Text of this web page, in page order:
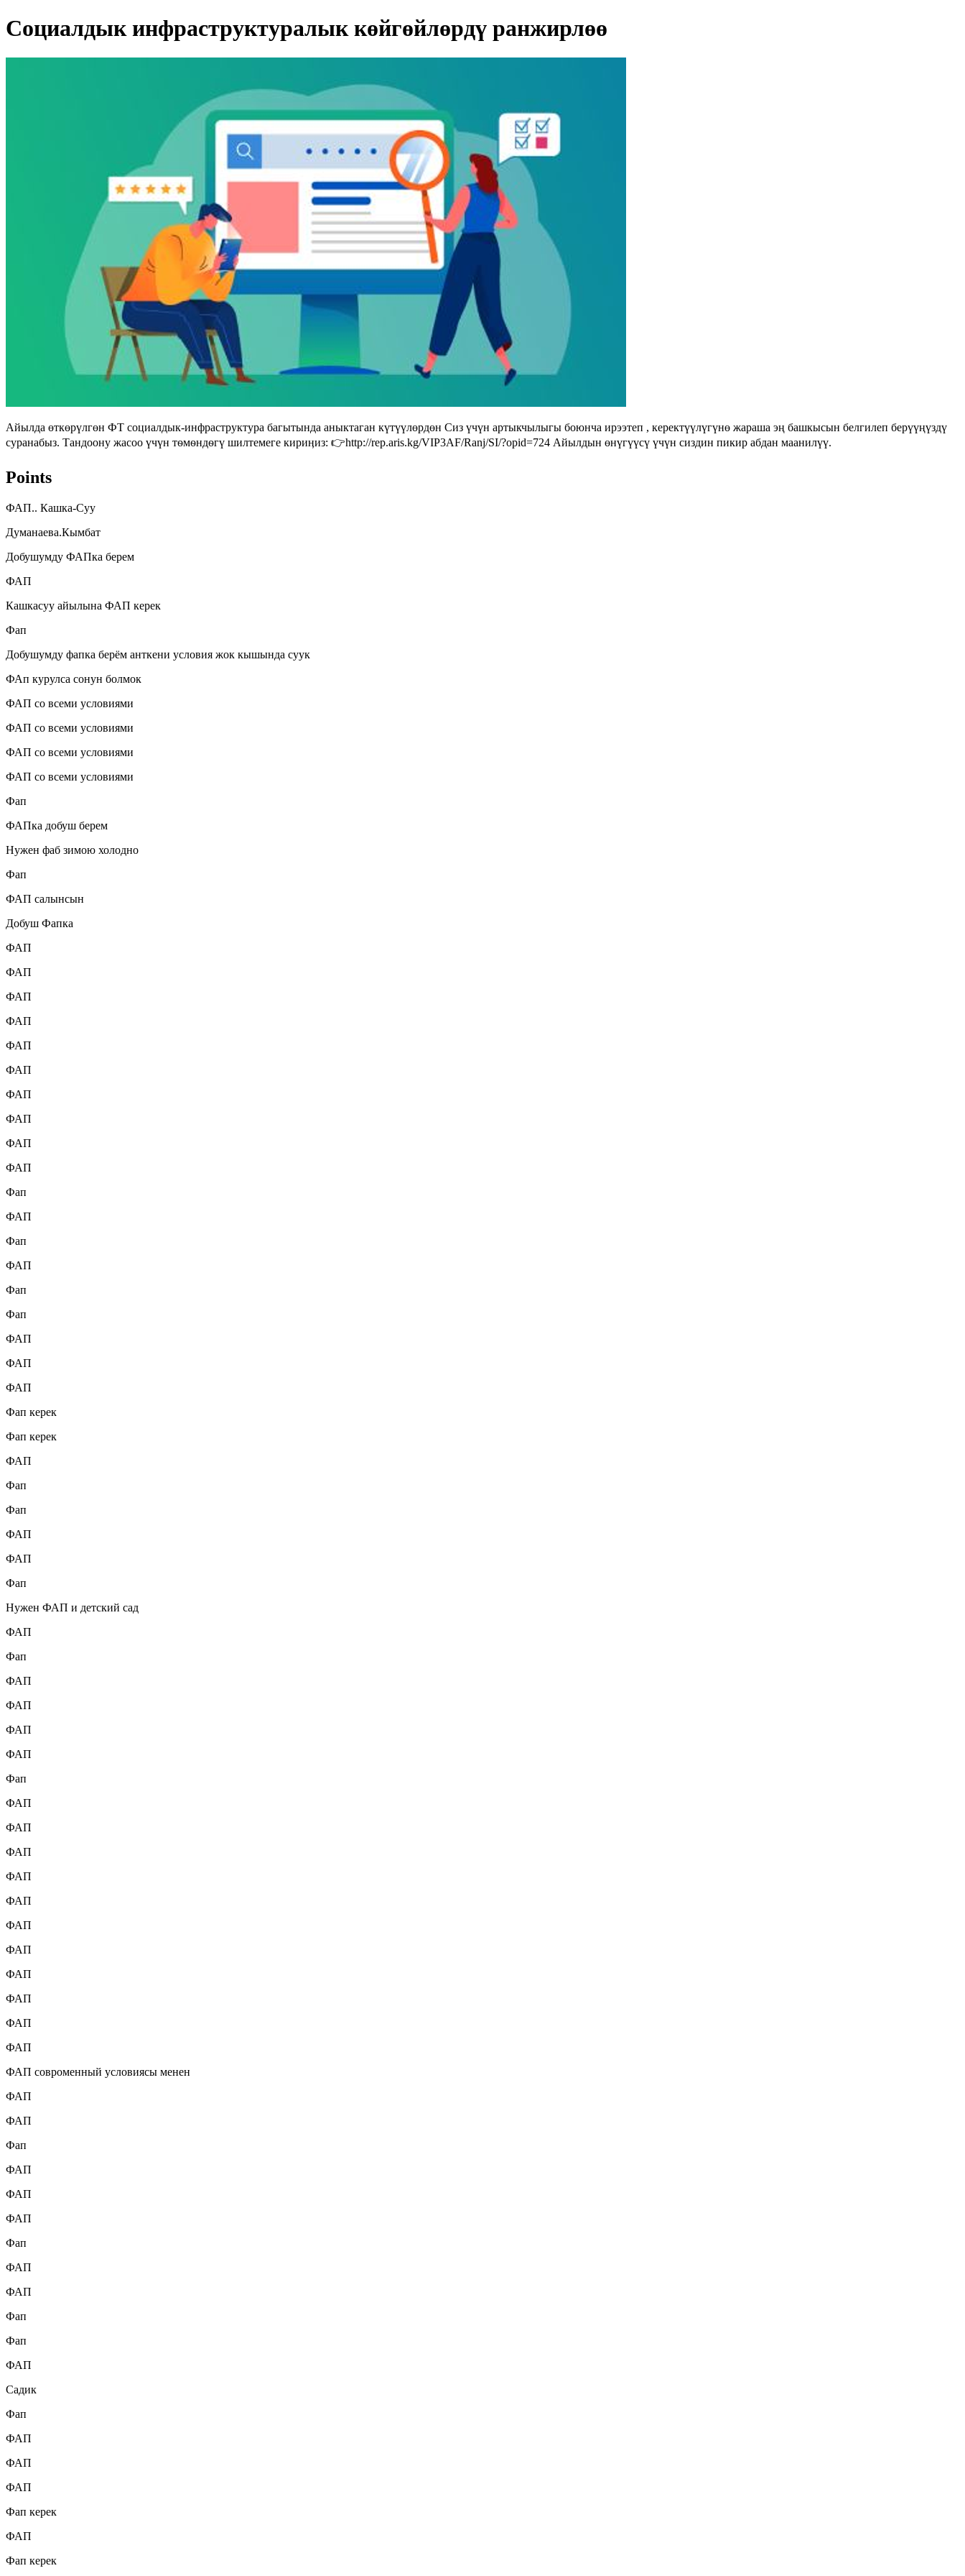
Социалдык инфраструктуралык көйгөйлөрдү ранжирлөө
Айылда өткөрүлгөн ФТ социалдык-инфраструктура багытында аныктаган күтүүлөрдөн Сиз үчүн артыкчылыгы боюнча ирээтеп , керектүүлүгүнө жараша эң башкысын белгилеп берүүңүздү
суранабыз. Тандоону жасоо үчүн тѳмѳндѳгү шилтемеге кириӊиз: 👉http://rep.aris.kg/VIP3AF/Ranj/SI/?opid=724 Айылдын өнүгүүсү үчүн сиздин пикир абдан маанилүү.
Points
ФАП.. Кашка-Суу
Думанаева.Кымбат
Добушумду ФАПка берем
ФАП
Кашкасуу айылына ФАП керек
Фап
Добушумду фапка берём анткени условия жок кышында суук
ФАп курулса сонун болмок
ФАП со всеми условиями
ФАП со всеми условиями
ФАП со всеми условиями
ФАП со всеми условиями
Фап
ФАПка добуш берем
Нужен фаб зимою холодно
Фап
ФАП салынсын
Добуш Фапка
ФАП
ФАП
ФАП
ФАП
ФАП
ФАП
ФАП
ФАП
ФАП
ФАП
Фап
ФАП
Фап
ФАП
Фап
Фап
ФАП
ФАП
ФАП
Фап керек
Фап керек
ФАП
Фап
Фап
ФАП
ФАП
Фап
Нужен ФАП и детский сад
ФАП
Фап
ФАП
ФАП
ФАП
ФАП
Фап
ФАП
ФАП
ФАП
ФАП
ФАП
ФАП
ФАП
ФАП
ФАП
ФАП
ФАП
ФАП совроменный условиясы менен
ФАП
ФАП
Фап
ФАП
ФАП
ФАП
Фап
ФАП
ФАП
Фап
Фап
ФАП
Садик
Фап
ФАП
ФАП
ФАП
Фап керек
ФАП
Фап керек